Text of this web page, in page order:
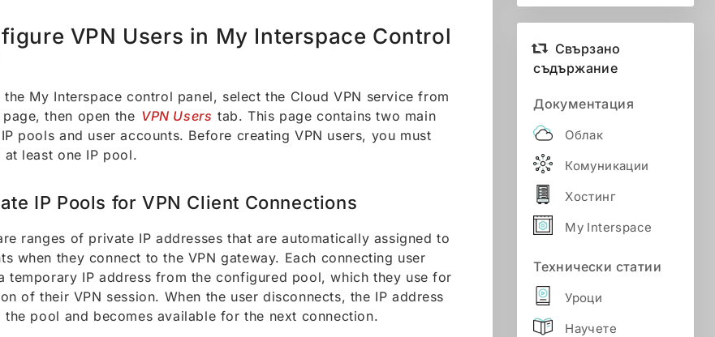
VPN Users in My Interspace Control
the My Interspace control panel, select the Cloud VPN service from
then open the VPN Users tab. This page contains two main
pools and user accounts. Before creating VPN users, you must
least one IP pool.
IP Pools for VPN Client Connections
ranges of private IP addresses that are automatically assigned to
when they connect to the VPN gateway. Each connecting user
temporary IP address from the configured pool, which they use for
of their VPN session. When the user disconnects, the IP address
the pool and becomes available for the next connection.
Свързано
съдържание
Документация
Облак
Комуникации
Хостинг
My Interspace
Технически статии
Уроци
Научете